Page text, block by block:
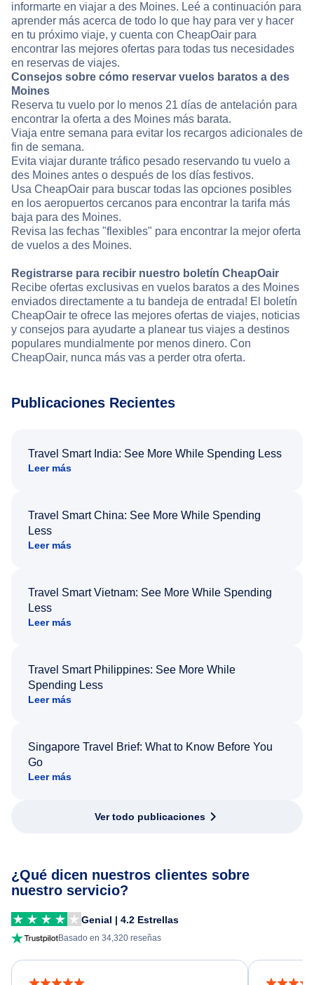
informarte en viajar a des Moines. Leé a continuación para
aprender más acerca de todo lo que hay para ver y hacer
en tu próximo viaje, y cuenta con CheapOair para
encontrar las mejores ofertas para todas tus necesidades
en reservas de viajes.
Consejos sobre cómo reservar vuelos baratos a des
Moines
Reserva tu vuelo por lo menos 21 días de antelación para
encontrar la oferta a des Moines más barata.
Viaja entre semana para evitar los recargos adicionales de
fin de semana.
Evita viajar durante tráfico pesado reservando tu vuelo a
des Moines antes o después de los días festivos.
Usa CheapOair para buscar todas las opciones posibles
en los aeropuertos cercanos para encontrar la tarifa más
baja para des Moines.
Revisa las fechas "flexibles" para encontrar la mejor oferta
de vuelos a des Moines.
Registrarse para recibir nuestro boletín CheapOair
Recibe ofertas exclusivas en vuelos baratos a des Moines
enviados directamente a tu bandeja de entrada! El boletín
CheapOair te ofrece las mejores ofertas de viajes, noticias
y consejos para ayudarte a planear tus viajes a destinos
populares mundialmente por menos dinero. Con
CheapOair, nunca más vas a perder otra oferta.
Publicaciones Recientes
Travel Smart India: See More While Spending Less
Leer más
Travel Smart China: See More While Spending
Less
Leer más
Travel Smart Vietnam: See More While Spending
Less
Leer más
Travel Smart Philippines: See More While
Spending Less
Leer más
Singapore Travel Brief: What to Know Before You
Go
Leer más
Ver todo publicaciones
¿Qué dicen nuestros clientes sobre
nuestro servicio?
Genial | 4.2 Estrellas
Basado en 34,320 reseñas